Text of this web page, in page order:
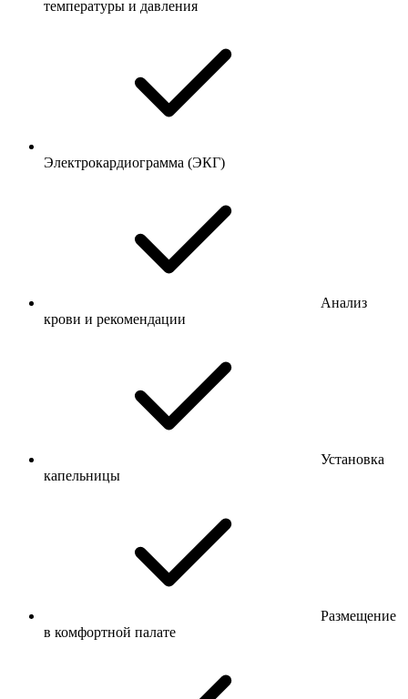
температуры и давления
Электрокардиограмма (ЭКГ)
Анализ
крови и рекомендации
Установка
капельницы
Размещение
в комфортной палате